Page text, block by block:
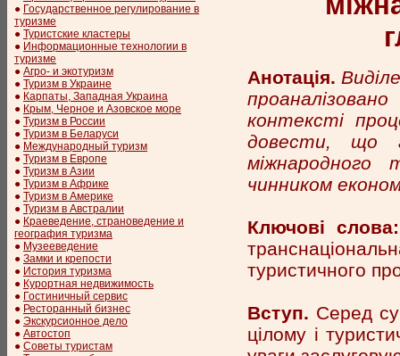
● Государственное регулирование в
туризме
● Туристские кластеры
● Информационные технологии в
туризме
● Агро- и экотуризм
● Туризм в Украине
● Карпаты, Западная Украина
● Крым, Черное и Азовское море
● Туризм в России
● Туризм в Беларуси
● Международный туризм
● Туризм в Европе
● Туризм в Азии
● Туризм в Африке
● Туризм в Америке
● Туризм в Австралии
● Краеведение, страноведение и
география туризма
● Музееведение
● Замки и крепости
● История туризма
● Курортная недвижимость
● Гостиничный сервис
● Ресторанный бизнес
● Экскурсионное дело
● Автостоп
● Советы туристам
Анотація.
контексті
довести, що
міжнародного
чинником
Ключові слова:
туристичного
Вступ. Серед
цілому і